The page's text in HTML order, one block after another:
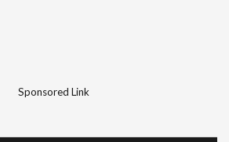
Sponsored Link